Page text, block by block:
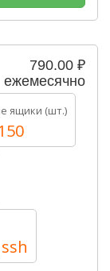
790.00 ₽
ежемесячно
ящики (шт.)